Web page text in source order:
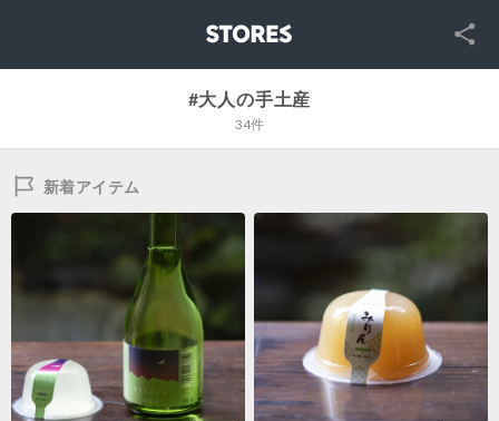
SNS
#大人の手土産
34件
新着アイテム